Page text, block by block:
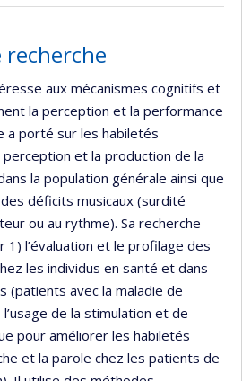
recherche
aux mécanismes cognitifs et
la perception et la performance
a porté sur les habiletés
et la production de la
la population générale ainsi que
déficits musicaux (surdité
ou au rythme). Sa recherche
l’évaluation et le profilage des
les individus en santé et dans
(patients avec la maladie de
de la stimulation et de
pour améliorer les habiletés
et la parole chez les patients de